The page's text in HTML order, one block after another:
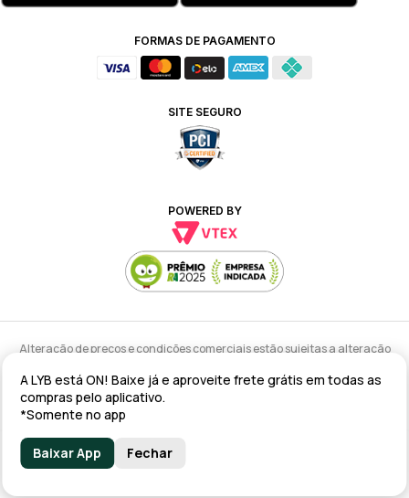
FORMAS DE PAGAMENTO
SITE SEGURO
POWERED BY
Alteração de preços e condições comerciais estão sujeitas a alteração
lyb @ 2025 - Av. Talma Rodrigues Ribeiro, 147 - Galpão 02 MOD
A/B/C/D/E, Sala 09 Serra - ES CEP: 29173-795 - CNPJ: 43.008.535/0001-11
A LYB está ON! Baixe já e aproveite frete grátis em todas as
compras pelo aplicativo.
*Somente no app
Baixar App Fechar